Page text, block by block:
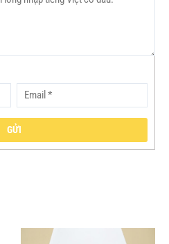
GỬI
Giá